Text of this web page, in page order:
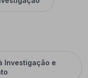
Investigação e